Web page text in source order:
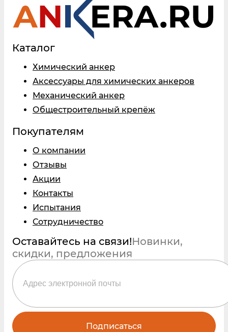
Каталог
Химический анкер
Аксессуары для химических анкеров
Механический анкер
Общестроительный крепёж
Покупателям
О компании
Отзывы
Акции
Контакты
Испытания
Сотрудничество
Оставайтесь на связи!Новинки,
скидки, предложения
Подписаться